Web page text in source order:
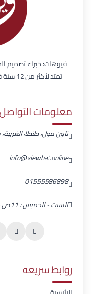
فيوهات: خبراء تصميم
تمتد لأكثر من 12 سنة في بناء الهوية الرقمية للشركات.
معلومات التواصل
تاون مول، طنطا،
info@viewhat.online
01555586898
السبت - الخميس : 11ص - 6م
روابط سريعة